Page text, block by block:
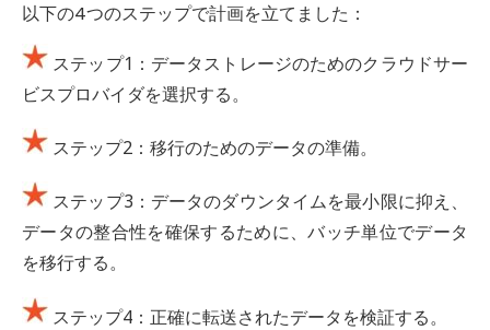
以下の4つのステップで計画を立てました：
ステップ1：データストレージのためのクラウドサー
ビスプロバイダを選択する。
ステップ2：移行のためのデータの準備。
ステップ3：データのダウンタイムを最小限に抑え、
データの整合性を確保するために、バッチ単位でデータ
を移行する。
ステップ4：正確に転送されたデータを検証する。